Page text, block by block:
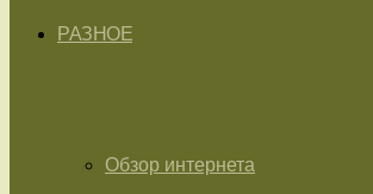
РАЗНОЕ
Обзор интернета